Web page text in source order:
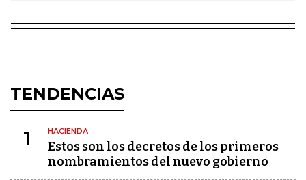
TENDENCIAS
1 HACIENDA
Estos son los decretos de los primeros
nombramientos del nuevo gobierno